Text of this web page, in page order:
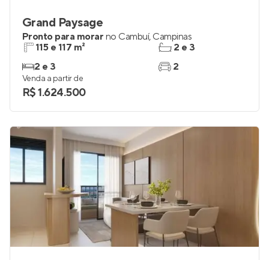
Grand Paysage
Pronto para morar no Cambuí, Campinas
115 e 117 m²
2 e 3
2 e 3
2
Venda a partir de
R$ 1.624.500